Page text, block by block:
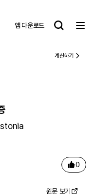
앱 다운로드
계산하기
0
원문 보기